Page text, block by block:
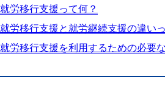
就労移行支援って何？
就労移行支援と就労継続支援の違い
就労移行支援を利用するための必要